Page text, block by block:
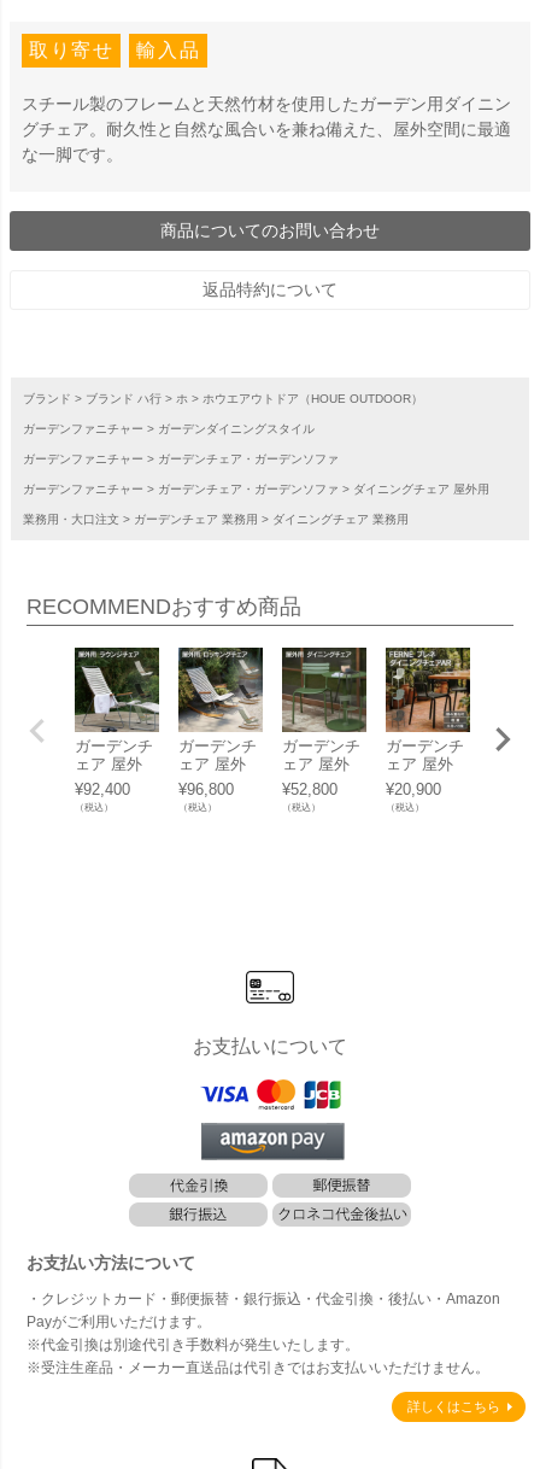
取り寄せ 輸入品
スチール製のフレームと天然竹材を使用したガーデン用ダイニン
グチェア。耐久性と自然な風合いを兼ね備えた、屋外空間に最適
な一脚です。
商品についてのお問い合わせ
返品特約について
ブランド ブランド ハ行 ホ ホウエアウトドア（HOUE OUTDOOR）
ガーデンファニチャー ガーデンダイニングスタイル
ガーデンファニチャー ガーデンチェア・ガーデンソファ
ガーデンファニチャー ガーデンチェア・ガーデンソファ ダイニングチェア 屋外用
業務用・大口注文 ガーデンチェア 業務用 ダイニングチェア 業務用
RECOMMENDおすすめ商品
ガーデンチ
ェア 屋外
「 HOUE O
UTDOOR
クリック ラ
¥92,400
（税込）
ガーデンチ
ェア 屋外
「 HOUE O
UTDOOR
クリック ロ
¥96,800
（税込）
ガーデンチ
ェア 屋外
「 HOUE O
UTDOOR
アルア ダイ
¥52,800
（税込）
ガーデンチ
ェア 屋外
「FERNE
ブレネ ダイ
ニングチェ
¥20,900
（税込）
ガー
お支払いについて
お支払い方法について
・クレジットカード・郵便振替・銀行振込・代金引換・後払い・Amazon
Payがご利用いただけます。
※代金引換は別途代引き手数料が発生いたします。
※受注生産品・メーカー直送品は代引きではお支払いいただけません。
詳しくはこちら